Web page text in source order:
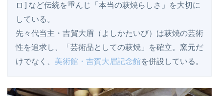
ロ]など伝統を重んじ「本当の萩焼らしさ」を大切に
している。
先々代当主・吉賀大眉（よしかたいび）は萩焼の芸術
性を追求し、「芸術品としての萩焼」を確立。窯元だ
けでなく、 美術館・吉賀大眉記念館